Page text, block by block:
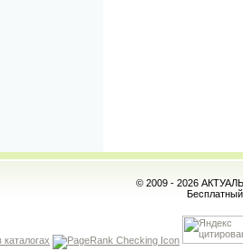
© 2009 - 2026